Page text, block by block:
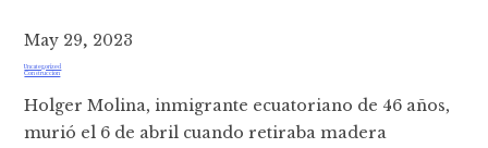
May 29, 2023
Uncategorized
Construccion
Holger Molina, inmigrante ecuatoriano de 46 años,
murió el 6 de abril cuando retiraba madera